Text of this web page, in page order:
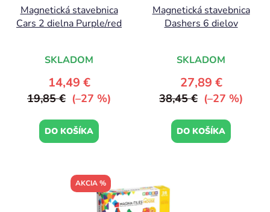
Magnetická stavebnica
Cars 2 dielna Purple/red
SKLADOM
14,49 €
19,85 € (–27 %)
DO KOŠÍKA
Magnetická stavebnica
Dashers 6 dielov
SKLADOM
27,89 €
38,45 € (–27 %)
DO KOŠÍKA
AKCIA %